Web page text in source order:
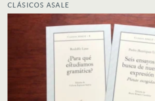
CLÁSICOS ASALE